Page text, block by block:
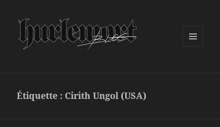
Étiquette : Cirith Ungol (USA)